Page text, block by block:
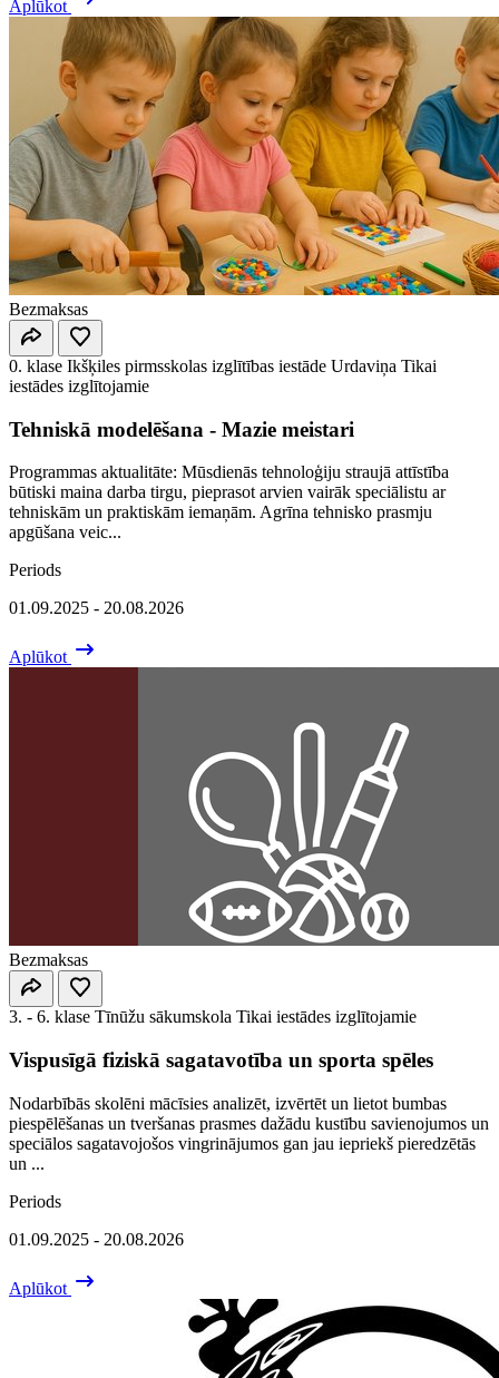
Aplūkot
Bezmaksas
0. klase Ikšķiles pirmsskolas izglītības iestāde Urdaviņa Tikai
iestādes izglītojamie
Tehniskā modelēšana - Mazie meistari
Programmas aktualitāte: Mūsdienās tehnoloģiju straujā attīstība
būtiski maina darba tirgu, pieprasot arvien vairāk speciālistu ar
tehniskām un praktiskām iemaņām. Agrīna tehnisko prasmju
apgūšana veic...
Periods
01.09.2025 - 20.08.2026
Aplūkot
Bezmaksas
3. - 6. klase Tīnūžu sākumskola Tikai iestādes izglītojamie
Vispusīgā fiziskā sagatavotība un sporta spēles
Nodarbībās skolēni mācīsies analizēt, izvērtēt un lietot bumbas
piespēlēšanas un tveršanas prasmes dažādu kustību savienojumos un
speciālos sagatavojošos vingrinājumos gan jau iepriekš pieredzētās
un ...
Periods
01.09.2025 - 20.08.2026
Aplūkot